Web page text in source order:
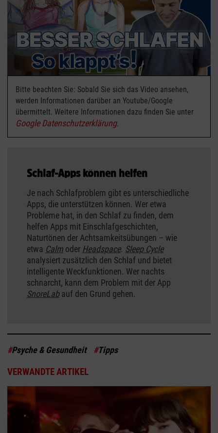
Bitte beachten Sie: Sobald Sie sich das Video ansehen,
werden Informationen darüber an Youtube/Google
übermittelt. Weitere Informationen dazu finden Sie unter
Google Datenschutzerklärung.
Schlaf-Apps können helfen
Je nach Schlafproblem gibt es unterschiedliche
Apps, die unterstützen können. Wer etwa
Probleme hat, in den Schlaf zu finden, dem
helfen Apps mit Einschlafgeschichten,
Naturtönen der Achtsamkeitsübungen – wie
etwa Calm oder Headspace. Sleep Cycle
analysiert zusätzlich den Schlaf und bietet
intelligente Weckfunktionen. Wer nachts
schnarcht, kann dem Problem mit der App
SnoreLabauf den Grund gehen.
#Psyche & Gesundheit #Tipps
VERWANDTE ARTIKEL